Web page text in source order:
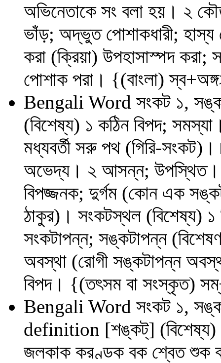
অভিনেতাকে সং বলা হয়। ২
ভাঁড়; অদ্ভুত পোশাকধারী; হাস্য
করা (ক্রিয়া) উপহাসাস্পদ
পোশাক পরা। {(বাংলা)
Bengali Word সংকট ১,
(বিশেষ্য) ১ কঠিন বিপদ;
মধ্যবর্তী সরু পথ (গিরি-
অভেদ্য। ২ আসন্ন; উপস্থিত।
বিপজ্জনক; দুর্গম (কোন এক
ঠাকুর)। সংকটস্থল (বিশেষ্য)
সংকটাপন্ন; সঙ্কটাপন্ন
অবস্থা (রোগী সঙ্কটাপন্ন
বিপদ। {(তৎসম বা সংস্কৃত)
Bengali Word সংকট ১,
definition [শঙ্‌কট্‌] (বিশেষ্য)
জলকাক করণ্ডক বক শ্বেত শুক